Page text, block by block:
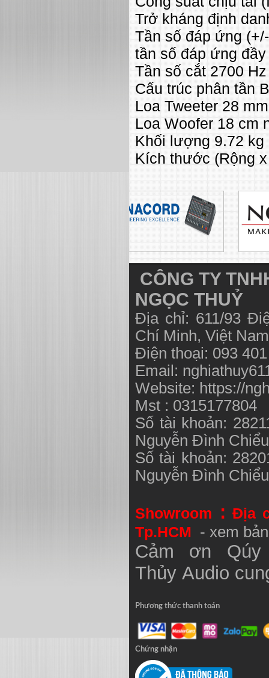
Trở kháng định
Tần số đáp ứng
tần số đáp ứng
Tần số cắt 2700 Hz
Cấu trúc phân tần
Loa Tweeter 28
Loa Woofer 18 cm
Khối lượng 9.72 kg
Kích thước (Rộng
CÔNG TY
NGỌC THUỶ
Địa chỉ: 611/93
Chí Minh, Việt
Điện thoại: 093
Email:
Website: https://
Mst : 0315177804
Số tài khoản:
Nguyễn Đình
Số tài khoản:
Nguyễn Đình
Showroom : Địa
Tp.HCM - xem
Cảm ơn
Thủy Audio
Phương thức thanh toán
Chứng nhận